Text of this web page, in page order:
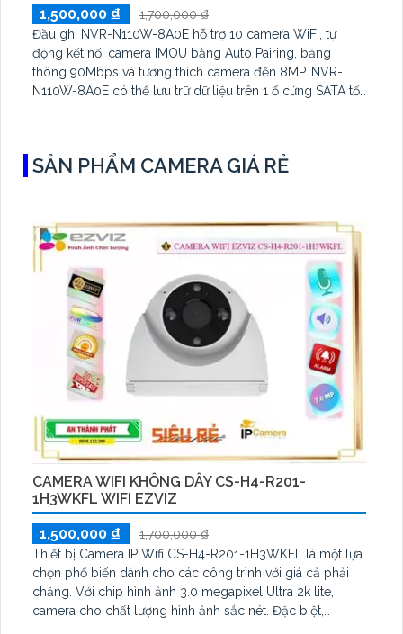
1,500,000 ₫
1,700,000 ₫
Đầu ghi NVR-N110W-8A0E hỗ trợ 10 camera WiFi, tự
động kết nối camera IMOU bằng Auto Pairing, băng
thông 90Mbps và tương thích camera đến 8MP. NVR-
N110W-8A0E có thể lưu trữ dữ liệu trên 1 ổ cứng SATA tối
SẢN PHẨM CAMERA GIÁ RẺ
CAMERA WIFI KHÔNG DÂY CS-H4-R201-
1H3WKFL WIFI EZVIZ
1,500,000 ₫
1,700,000 ₫
Thiết bị Camera IP Wifi CS-H4-R201-1H3WKFL là một lựa
chọn phổ biến dành cho các công trình với giá cả phải
chăng. Với chip hình ảnh 3.0 megapixel Ultra 2k lite,
camera cho chất lượng hình ảnh sắc nét. Đặc biệt,